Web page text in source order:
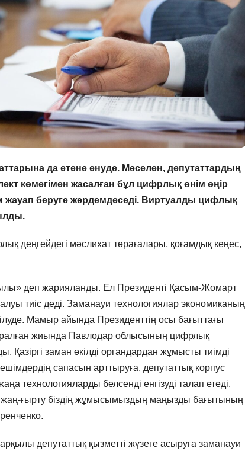
да етене енуде. Мәселен, депутаттардың
көмегімен жасалған бұл цифрлық өнім өңір
жауап беруге жәрдемдеседі. Виртуалды цифлық
деңгейдегі мәслихат төрағалары, қоғамдық кеңес,
деп жарияланды. Ел Президенті Қасым-Жомарт
тиіс деді. Заманауи технологиялар экономиканың
Мамыр айында Президенттің осы бағыттағы
жиында Павлодар облысының цифрлық
Қазіргі заман өкілді органдардан жұмысты тиімді
сапасын арттыруға, депутаттық корпус
технологияларды белсенді енгізуді талап етеді.
ғырту біздің жұмысымыздың маңызды бағытының
депутаттық қызметті жүзеге асыруға заманауи